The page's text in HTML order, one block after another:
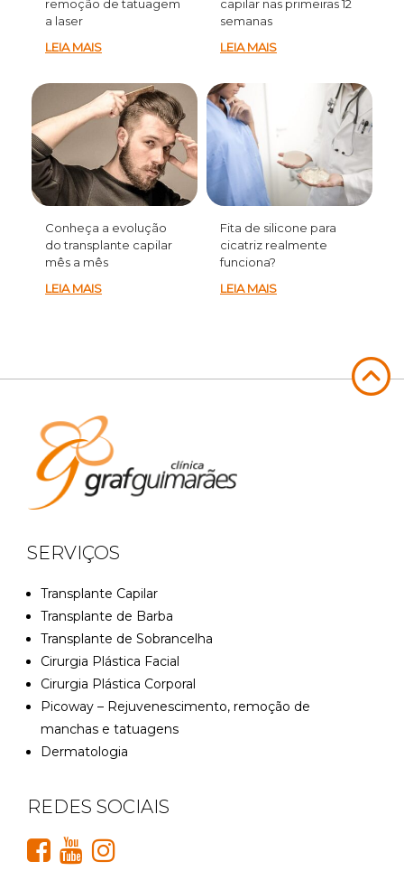
remoção de tatuagem
a laser
LEIA MAIS
capilar nas primeiras 12
semanas
LEIA MAIS
Conheça a evolução
do transplante capilar
mês a mês
LEIA MAIS
Fita de silicone para
cicatriz realmente
funciona?
LEIA MAIS
SERVIÇOS
Transplante Capilar
Transplante de Barba
Transplante de Sobrancelha
Cirurgia Plástica Facial
Cirurgia Plástica Corporal
Picoway – Rejuvenescimento, remoção de
manchas e tatuagens
Dermatologia
REDES SOCIAIS